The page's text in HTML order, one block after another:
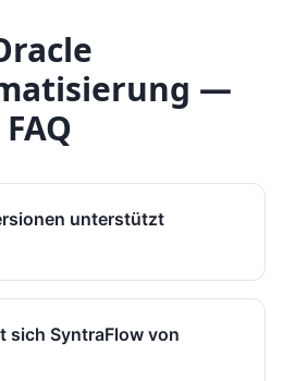
—
FAQ
unterstützt
sich SyntraFlow von